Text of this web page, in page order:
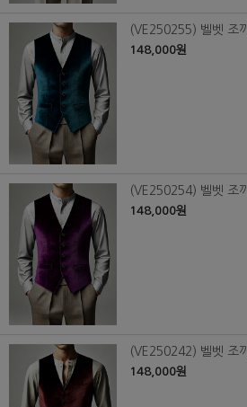
(VE250255) 벨벳 조끼
148,000원
(VE250254) 벨벳 조끼
148,000원
(VE250242) 벨벳 조끼
148,000원